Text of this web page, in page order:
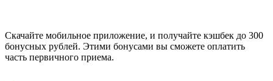
Скачайте мобильное приложение, и получайте кэшбек до 300
бонусных рублей. Этими бонусами вы сможете оплатить
часть первичного приема.